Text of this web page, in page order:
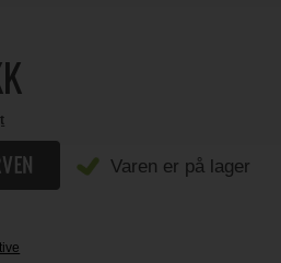
Varen er på lager